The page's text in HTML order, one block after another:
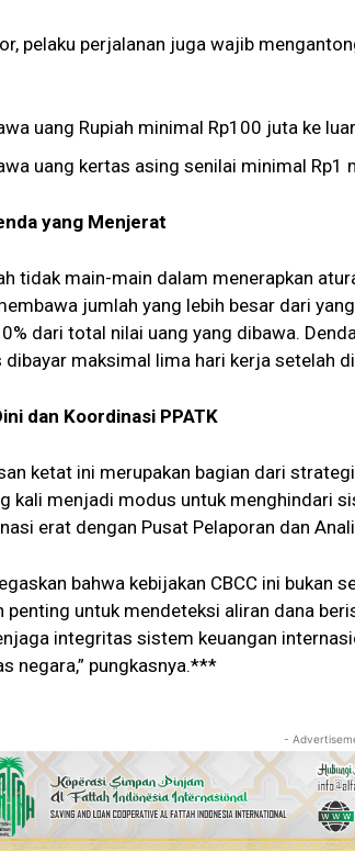
pelaku perjalanan juga wajib
uang Rupiah minimal Rp100 juta ke
uang kertas asing senilai minimal Rp1
yang Menjerat
tidak main-main dalam menerapkan
jumlah yang lebih besar dari
dari total nilai uang yang dibawa.
dibayar maksimal lima hari kerja setelah
dan Koordinasi PPATK
ketat ini merupakan bagian dari strategi
kali menjadi modus untuk menghindari
erat dengan Pusat Pelaporan dan
bahwa kebijakan CBCC ini bukan
penting untuk mendeteksi aliran dana
integritas sistem keuangan
negara,” pungkasnya.***
-